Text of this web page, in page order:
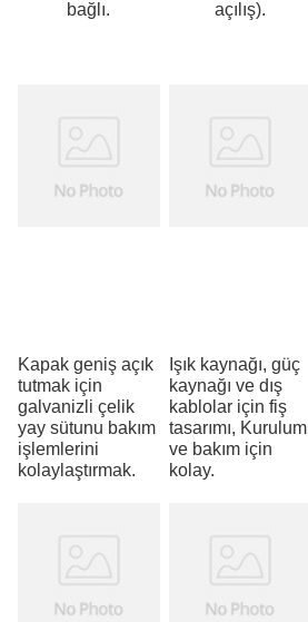
bağlı. açılış).
Kapak geniş açık
tutmak için
galvanizli çelik
yay sütunu bakım
işlemlerini
kolaylaştırmak.
Işık kaynağı, güç
kaynağı ve dış
kablolar için fiş
tasarımı, Kurulum
ve bakım için
kolay.